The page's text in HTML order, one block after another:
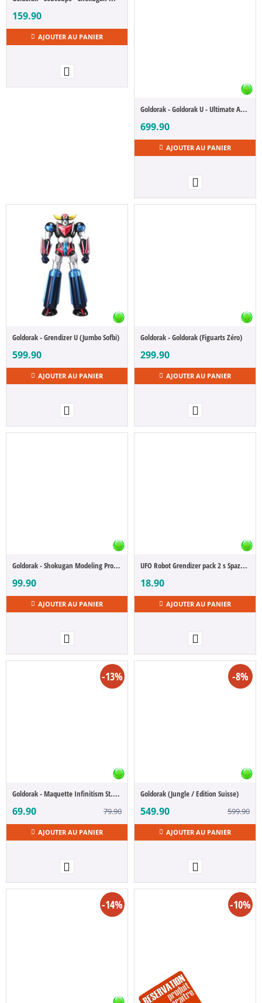
159.90
AJOUTER AU PANIER
Goldorak - Goldorak U - Ultimate Article Mechanical Goldorak
699.90
AJOUTER AU PANIER
Goldorak - Grendizer U (Jumbo Sofbi)
599.90
AJOUTER AU PANIER
Goldorak - Goldorak (Figuarts Zéro)
299.90
AJOUTER AU PANIER
Goldorak - Shokugan Modeling Project Goldorak
99.90
AJOUTER AU PANIER
UFO Robot Grendizer pack 2 s Spazer & Grendizer Standing 7 cm
18.90
AJOUTER AU PANIER
-13%
Goldorak - Maquette Infinitism St. ver. (High Grade)
69.90 79.90
AJOUTER AU PANIER
-8%
Goldorak (Jungle / Edition Suisse)
549.90 599.90
AJOUTER AU PANIER
-14% -10%